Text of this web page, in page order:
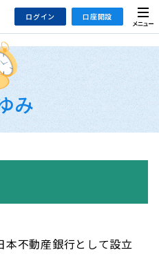
ログイン 口座開設
メ
ニ
ュ
み
本不動産銀行として設立